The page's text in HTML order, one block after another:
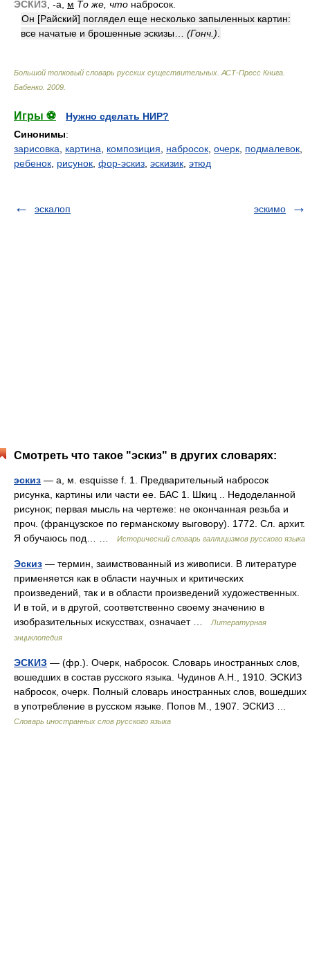
ЭСКИ́З , -а, м То же, что набросок.
Он [Райский] поглядел еще несколько запыленных картин:
все начатые и брошенные эскизы… (Гонч.)
Большой толковый словарь русских существительных. АСТ-Пресс Книга
Бабенко 2009
Игры ⚽
Нужно сделать НИР?
Синонимы:
зарисовка
картина композиция набросок очерк подмалевок
ребенок рисунок фор-эскиз эскизик этюд
эскалоп эскимо
Смотреть что такое "эскиз" в других словарях:
эскиз — а, м. esquisse f. 1. Предварительный набросок
рисунка, картины или части ее. БАС 1. Шкиц .. Недоделанной
рисунок; первая мысль на чертеже: не окончанная резьба и
проч. (французское по германскому выговору). 1772. Сл. архит.
Я обучаюсь под… …
Исторический словарь галлицизмов русского языка
Эскиз — термин, заимствованный из живописи. В литературе
применяется как в области научных и критических
произведений, так и в области произведений художественных.
И в той, и в другой, соответственно своему значению в
изобразительных искусствах, означает …
Литературная
энциклопедия
ЭСКИЗ — (фр.). Очерк, набросок. Словарь иностранных слов,
вошедших в состав русского языка. Чудинов А.Н., 1910. ЭСКИЗ
набросок, очерк. Полный словарь иностранных слов, вошедших
в употребление в русском языке. Попов М., 1907. ЭСКИЗ …
Словарь иностранных слов русского языка